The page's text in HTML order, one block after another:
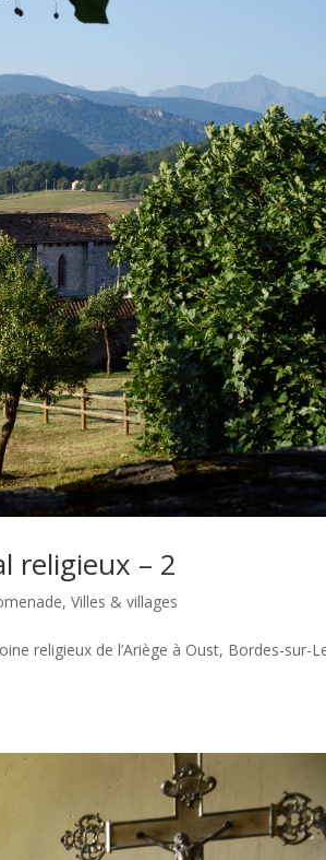
religieux – 2
,Villes & villages
religieux de l’Ariège à Oust, Bordes-sur-